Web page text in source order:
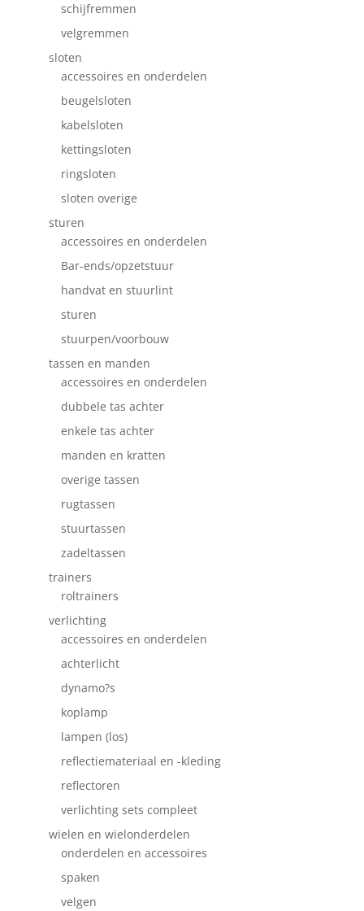
schijfremmen
velgremmen
sloten
accessoires en onderdelen
beugelsloten
kabelsloten
kettingsloten
ringsloten
sloten overige
sturen
accessoires en onderdelen
Bar-ends/opzetstuur
handvat en stuurlint
sturen
stuurpen/voorbouw
tassen en manden
accessoires en onderdelen
dubbele tas achter
enkele tas achter
manden en kratten
overige tassen
rugtassen
stuurtassen
zadeltassen
trainers
roltrainers
verlichting
accessoires en onderdelen
achterlicht
dynamo?s
koplamp
lampen (los)
reflectiemateriaal en -kleding
reflectoren
verlichting sets compleet
wielen en wielonderdelen
onderdelen en accessoires
spaken
velgen